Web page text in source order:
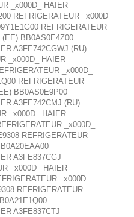
_x000D_ HAIER
REFRIGERATEUR _x000D_
REFRIGERATEUR
(EE) BB0AS0E4Z00
A3FE742CGWJ (RU)
_x000D_ HAIER
_x000D_
REFRIGERATEUR
BB0AS0E9P00
A3FE742CMJ (RU)
_x000D_ HAIER
_x000D_
REFRIGERATEUR
A3FE837CGJ
_x000D_ HAIER
_x000D_
REFRIGERATEUR
A3FE837CTJ